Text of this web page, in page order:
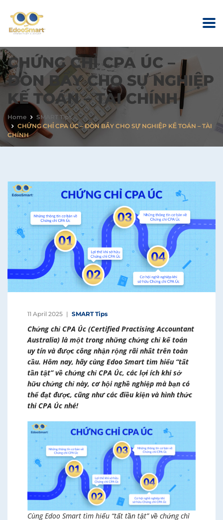
CHỨNG CHỈ CPA ÚC –
ĐÒN BẨY CHO SỰ NGHIỆP
KẾ TOÁN – TÀI CHÍNH
Home
SMART Tips
CHỨNG CHỈ CPA ÚC – ĐÒN BẨY CHO SỰ NGHIỆP KẾ TOÁN – TÀI
CHÍNH
11 April 2025 SMART Tips
Chứng chỉ CPA Úc (Certified Practising Accountant
Australia) là một trong những chứng chỉ kế toán
uy tín và được công nhận rộng rãi nhất trên toàn
cầu. Hôm nay, hãy cùng Edoo Smart tìm hiểu “tất
tần tật” về chứng chỉ CPA Úc, các lợi ích khi sở
hữu chứng chỉ này, cơ hội nghề nghiệp mà bạn có
thể đạt được, cũng như các điều kiện và hình thức
thi CPA Úc nhé!
Cùng Edoo Smart tìm hiểu “tất tần tật” về chứng chỉ